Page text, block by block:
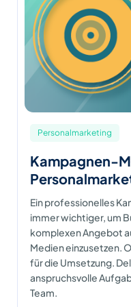
Personalmarketing
Kampagnen-
Ein professionelles
immer wichtiger, um
komplexen Angebot
Medien einzusetzen.
für die Umsetzung.
anspruchsvolle
Team.